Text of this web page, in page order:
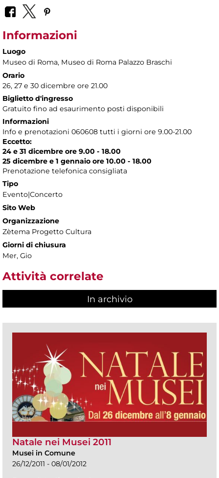
Informazioni
Luogo
Museo di Roma, Museo di Roma Palazzo Braschi
Orario
26, 27 e 30 dicembre ore 21.00
Biglietto d'ingresso
Gratuito fino ad esaurimento posti disponibili
Informazioni
Info e prenotazioni 060608 tutti i giorni ore 9.00-21.00
Eccetto:
24 e 31 dicembre ore 9.00 - 18.00
25 dicembre e 1 gennaio ore 10.00 - 18.00
Prenotazione telefonica consigliata
Tipo
Evento|Concerto
Sito Web
Organizzazione
Zètema Progetto Cultura
Giorni di chiusura
Mer, Gio
Attività correlate
In archivio
Natale nei Musei 2011
Musei in Comune
26/12/2011 - 08/01/2012